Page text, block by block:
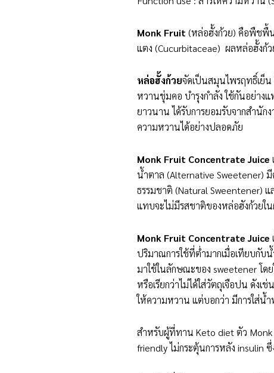
Monk Fruit (หล่อฮั้งก้วย) คือพืชพื้
แตง (Cucurbitaceae) ผลหล่อฮั้งก้
หล่อฮั้งก้วยจัดเป็นสมุนไพรฤทธิ์เย็น
หวานชุ่มคอ บำรุงกำลัง ใช้กันอย่าง
ยาวนาน ได้รับการยอมรับจากสำนัก
ความหวานได้อย่างปลอดภัย
Monk Fruit Concentrate Juice
น้ำตาล (Alternative Sweetener)
ธรรมชาติ (Natural Sweentener)
แทบจะไม่มีรสชาติของหล่อฮังก้วย
Monk Fruit Concentrate Juice
ปริมาณการใช้ที่ต่ำมากเมื่อเทียบกับ
มาใช้ในลักษณะของ sweetener โด
หรือเรียกว่าไม่ได้ใส่วัตถุเจือปน ดังเ
ให้ความหวาน แต่บอกว่า มีการใส่น้
สำหรับผู้ที่ทาน Keto diet ตัว
friendly ไม่กระตุ้นการหลัง insulin